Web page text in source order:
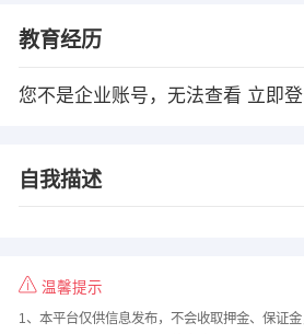
教育经历
您不是企业账号，无法查看 立即
自我描述
温馨提示
1、本平台仅供信息发布，不会收取押金、保证金